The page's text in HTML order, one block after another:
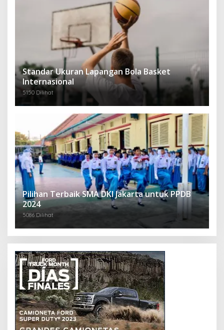
Standar Ukuran Lapangan Bola Basket
Internasional
5150 Dilihat
Pilihan Terbaik SMA DKI Jakarta untuk PPDB
2024
5086 Dilihat